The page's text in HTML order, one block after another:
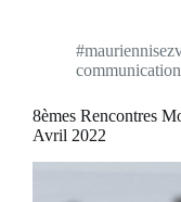
communication
8èmes Rencontres
Avril 2022